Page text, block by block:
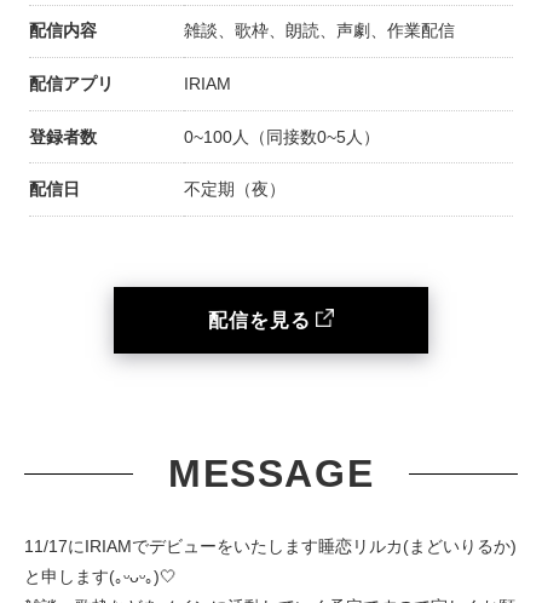
配信内容 雑談、歌枠、朗読、声劇、作業配信
配信アプリ IRIAM
登録者数 0~100人（同接数0~5人）
配信日 不定期（夜）
配信を見る
MESSAGE
11/17にIRIAMでデビューをいたします睡恋リルカ(まどいりるか)
と申します(｡ᵕᴗᵕ｡)🤍